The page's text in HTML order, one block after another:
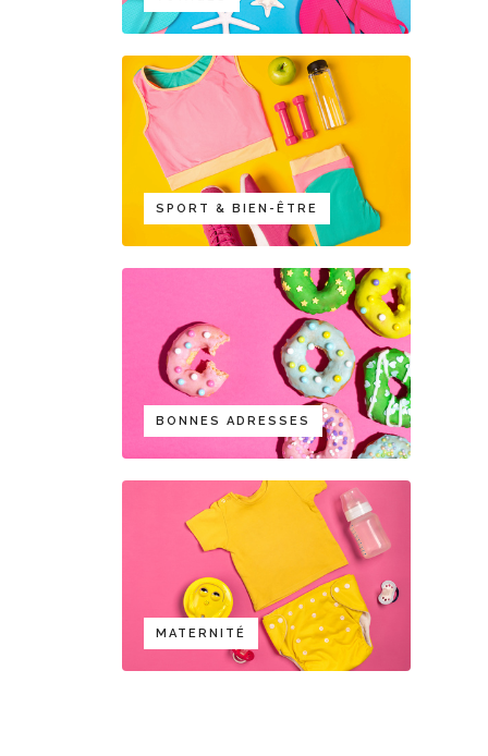
SPORT & BIEN-ÊTRE
BONNES ADRESSES
MATERNITÉ